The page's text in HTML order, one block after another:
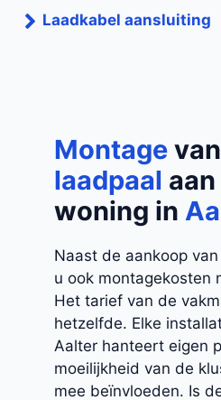
Laadkabel aansluiting
Montage
laadpaal
woning in
Naast de aankoop
u ook montagekosten
Het tarief van de
hetzelfde. Elke
Aalter hanteert eigen
moeilijkheid van de
mee beïnvloeden. Is